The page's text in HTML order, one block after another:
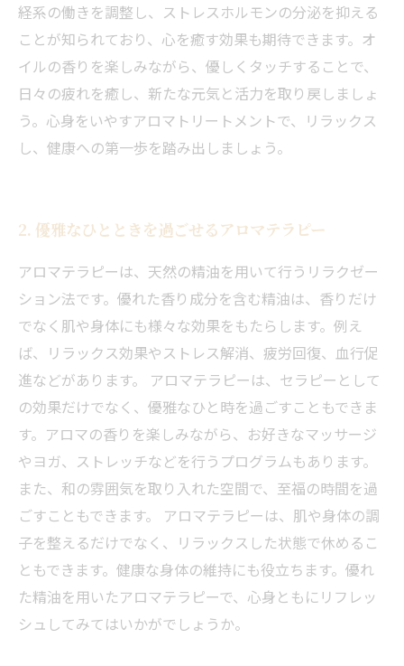
経系の働きを調整し、ストレスホルモンの分泌を抑える
ことが知られており、心を癒す効果も期待できます。オ
イルの香りを楽しみながら、優しくタッチすることで、
日々の疲れを癒し、新たな元気と活力を取り戻しましょ
う。心身をいやすアロマトリートメントで、リラックス
し、健康への第一歩を踏み出しましょう。
2. 優雅なひとときを過ごせるアロマテラピー
アロマテラピーは、天然の精油を用いて行うリラクゼー
ション法です。優れた香り成分を含む精油は、香りだけ
でなく肌や身体にも様々な効果をもたらします。例え
ば、リラックス効果やストレス解消、疲労回復、血行促
進などがあります。 アロマテラピーは、セラピーとして
の効果だけでなく、優雅なひと時を過ごすこともできま
す。アロマの香りを楽しみながら、お好きなマッサージ
やヨガ、ストレッチなどを行うプログラムもあります。
また、和の雰囲気を取り入れた空間で、至福の時間を過
ごすこともできます。 アロマテラピーは、肌や身体の調
子を整えるだけでなく、リラックスした状態で休めるこ
ともできます。健康な身体の維持にも役立ちます。優れ
た精油を用いたアロマテラピーで、心身ともにリフレッ
シュしてみてはいかがでしょうか。